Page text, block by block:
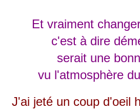
Et vraiment
c'est à dire
serait une
vu l'atmosphère
J'ai jeté un coup d'oeil